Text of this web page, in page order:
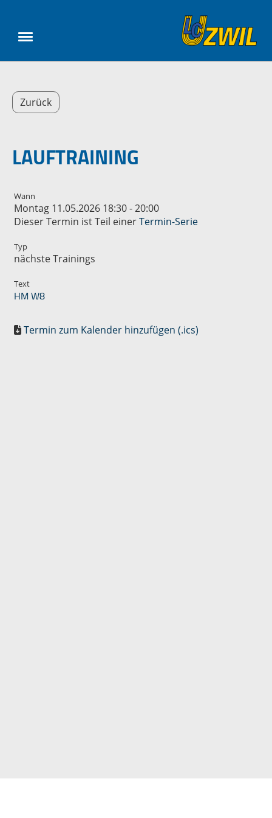
Zurück
LAUFTRAINING
Wann
Montag 11.05.2026 18:30 - 20:00
Dieser Termin ist Teil einerTermin-Serie
Typ
nächste Trainings
Text
HM W8
Termin zum Kalender hinzufügen (.ics)